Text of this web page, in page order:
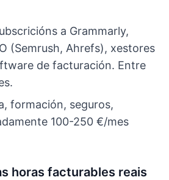
a Grammarly,
(Semrush, Ahrefs), xestores
de facturación. Entre
formación, seguros,
100-250 €/mes
horas facturables reais